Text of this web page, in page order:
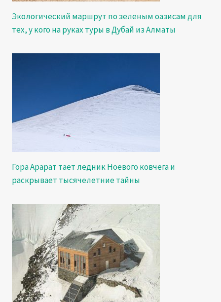
Экологический маршрут по зеленым оазисам для
тех, у кого на руках туры в Дубай из Алматы
Гора Арарат тает ледник Ноевого ковчега и
раскрывает тысячелетние тайны